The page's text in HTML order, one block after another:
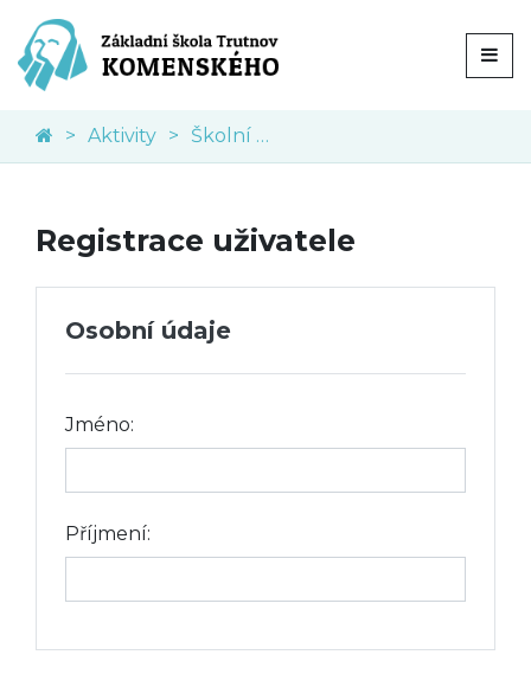
Aktivity Školní akce
Registrace uživatele
Osobní údaje
Jméno:
Příjmení: